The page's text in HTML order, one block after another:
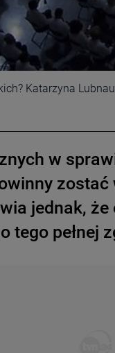
Katarzyna
w
jednak,
tego pełnej